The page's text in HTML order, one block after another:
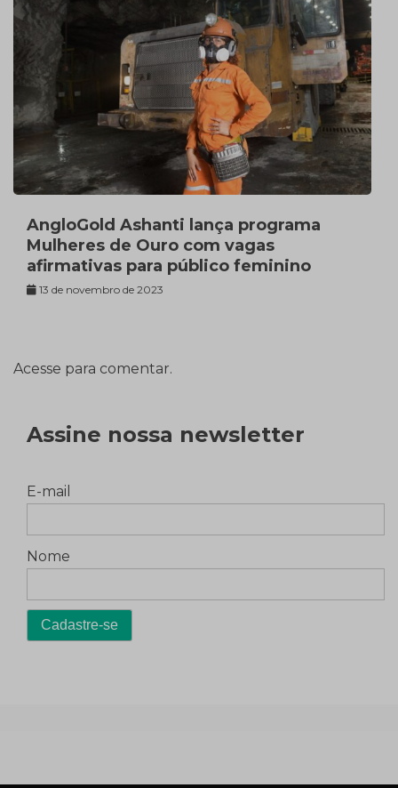
AngloGold Ashanti lança programa
Mulheres de Ouro com vagas
afirmativas para público feminino
13 de novembro de 2023
Acesse para comentar.
Assine nossa newsletter
E-mail
Nome